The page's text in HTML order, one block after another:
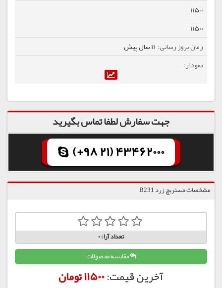
11500
11500
11 سال پیش
جهت سفارش لطفا تماس بگیرید
(+98 21) 43462000
مشخصات مستربچ زرد B231
تعداد آرا:0
مقایسه محصولات
آخرین قیمت:11500 تومان